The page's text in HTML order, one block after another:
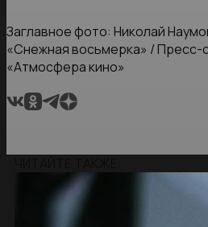
Заглавное фото: Николай
«Снежная восьмерка» / Пресс-
«Атмосфера кино»